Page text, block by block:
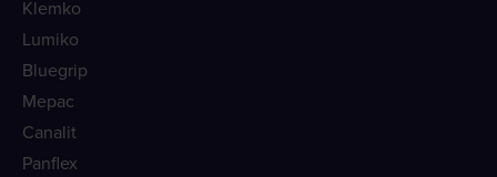
Klemko
Lumiko
Bluegrip
Mepac
Canalit
Panflex